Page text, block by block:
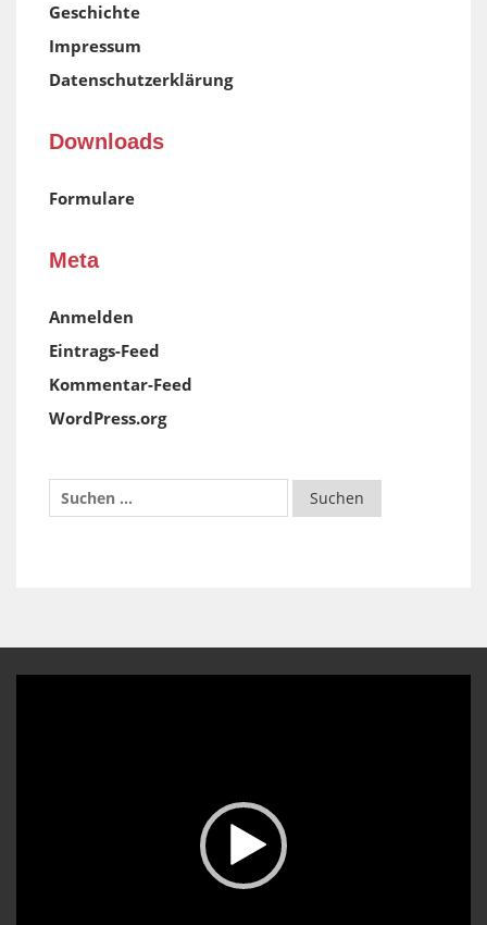
Geschichte
Impressum
Datenschutzerklärung
Downloads
Formulare
Meta
Anmelden
Eintrags-Feed
Kommentar-Feed
WordPress.org